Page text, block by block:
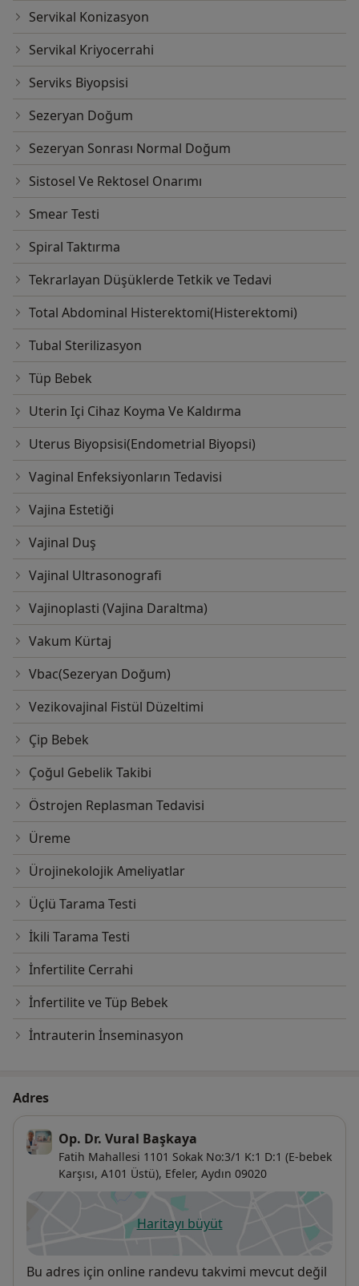
Servikal Konizasyon
Servikal Kriyocerrahi
Serviks Biyopsisi
Sezeryan Doğum
Sezeryan Sonrası Normal Doğum
Sistosel Ve Rektosel Onarımı
Smear Testi
Spiral Taktırma
Tekrarlayan Düşüklerde Tetkik ve Tedavi
Total Abdominal Histerektomi(Histerektomi)
Tubal Sterilizasyon
Tüp Bebek
Uterin Içi Cihaz Koyma Ve Kaldırma
Uterus Biyopsisi(Endometrial Biyopsi)
Vaginal Enfeksiyonların Tedavisi
Vajina Estetiği
Vajinal Duş
Vajinal Ultrasonografi
Vajinoplasti (Vajina Daraltma)
Vakum Kürtaj
Vbac(Sezeryan Doğum)
Vezikovajinal Fistül Düzeltimi
Çip Bebek
Çoğul Gebelik Takibi
Östrojen Replasman Tedavisi
Üreme
Ürojinekolojik Ameliyatlar
Üçlü Tarama Testi
İkili Tarama Testi
İnfertilite Cerrahi
İnfertilite ve Tüp Bebek
İntrauterin İnseminasyon
Adres
Op. Dr. Vural Başkaya
Fatih Mahallesi 1101 Sokak No:3/1 K:1 D:1 (E-bebek
Karşısı, A101 Üstü), Efeler, Aydın 09020
Haritayı büyütyeni bir sekmede açılır
Uygunluk
Bu adres için online randevu takvimi mevcut değil